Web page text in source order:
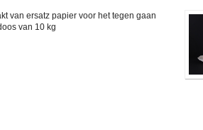
van ersatz papier voor het tegen gaan
doos van 10 kg